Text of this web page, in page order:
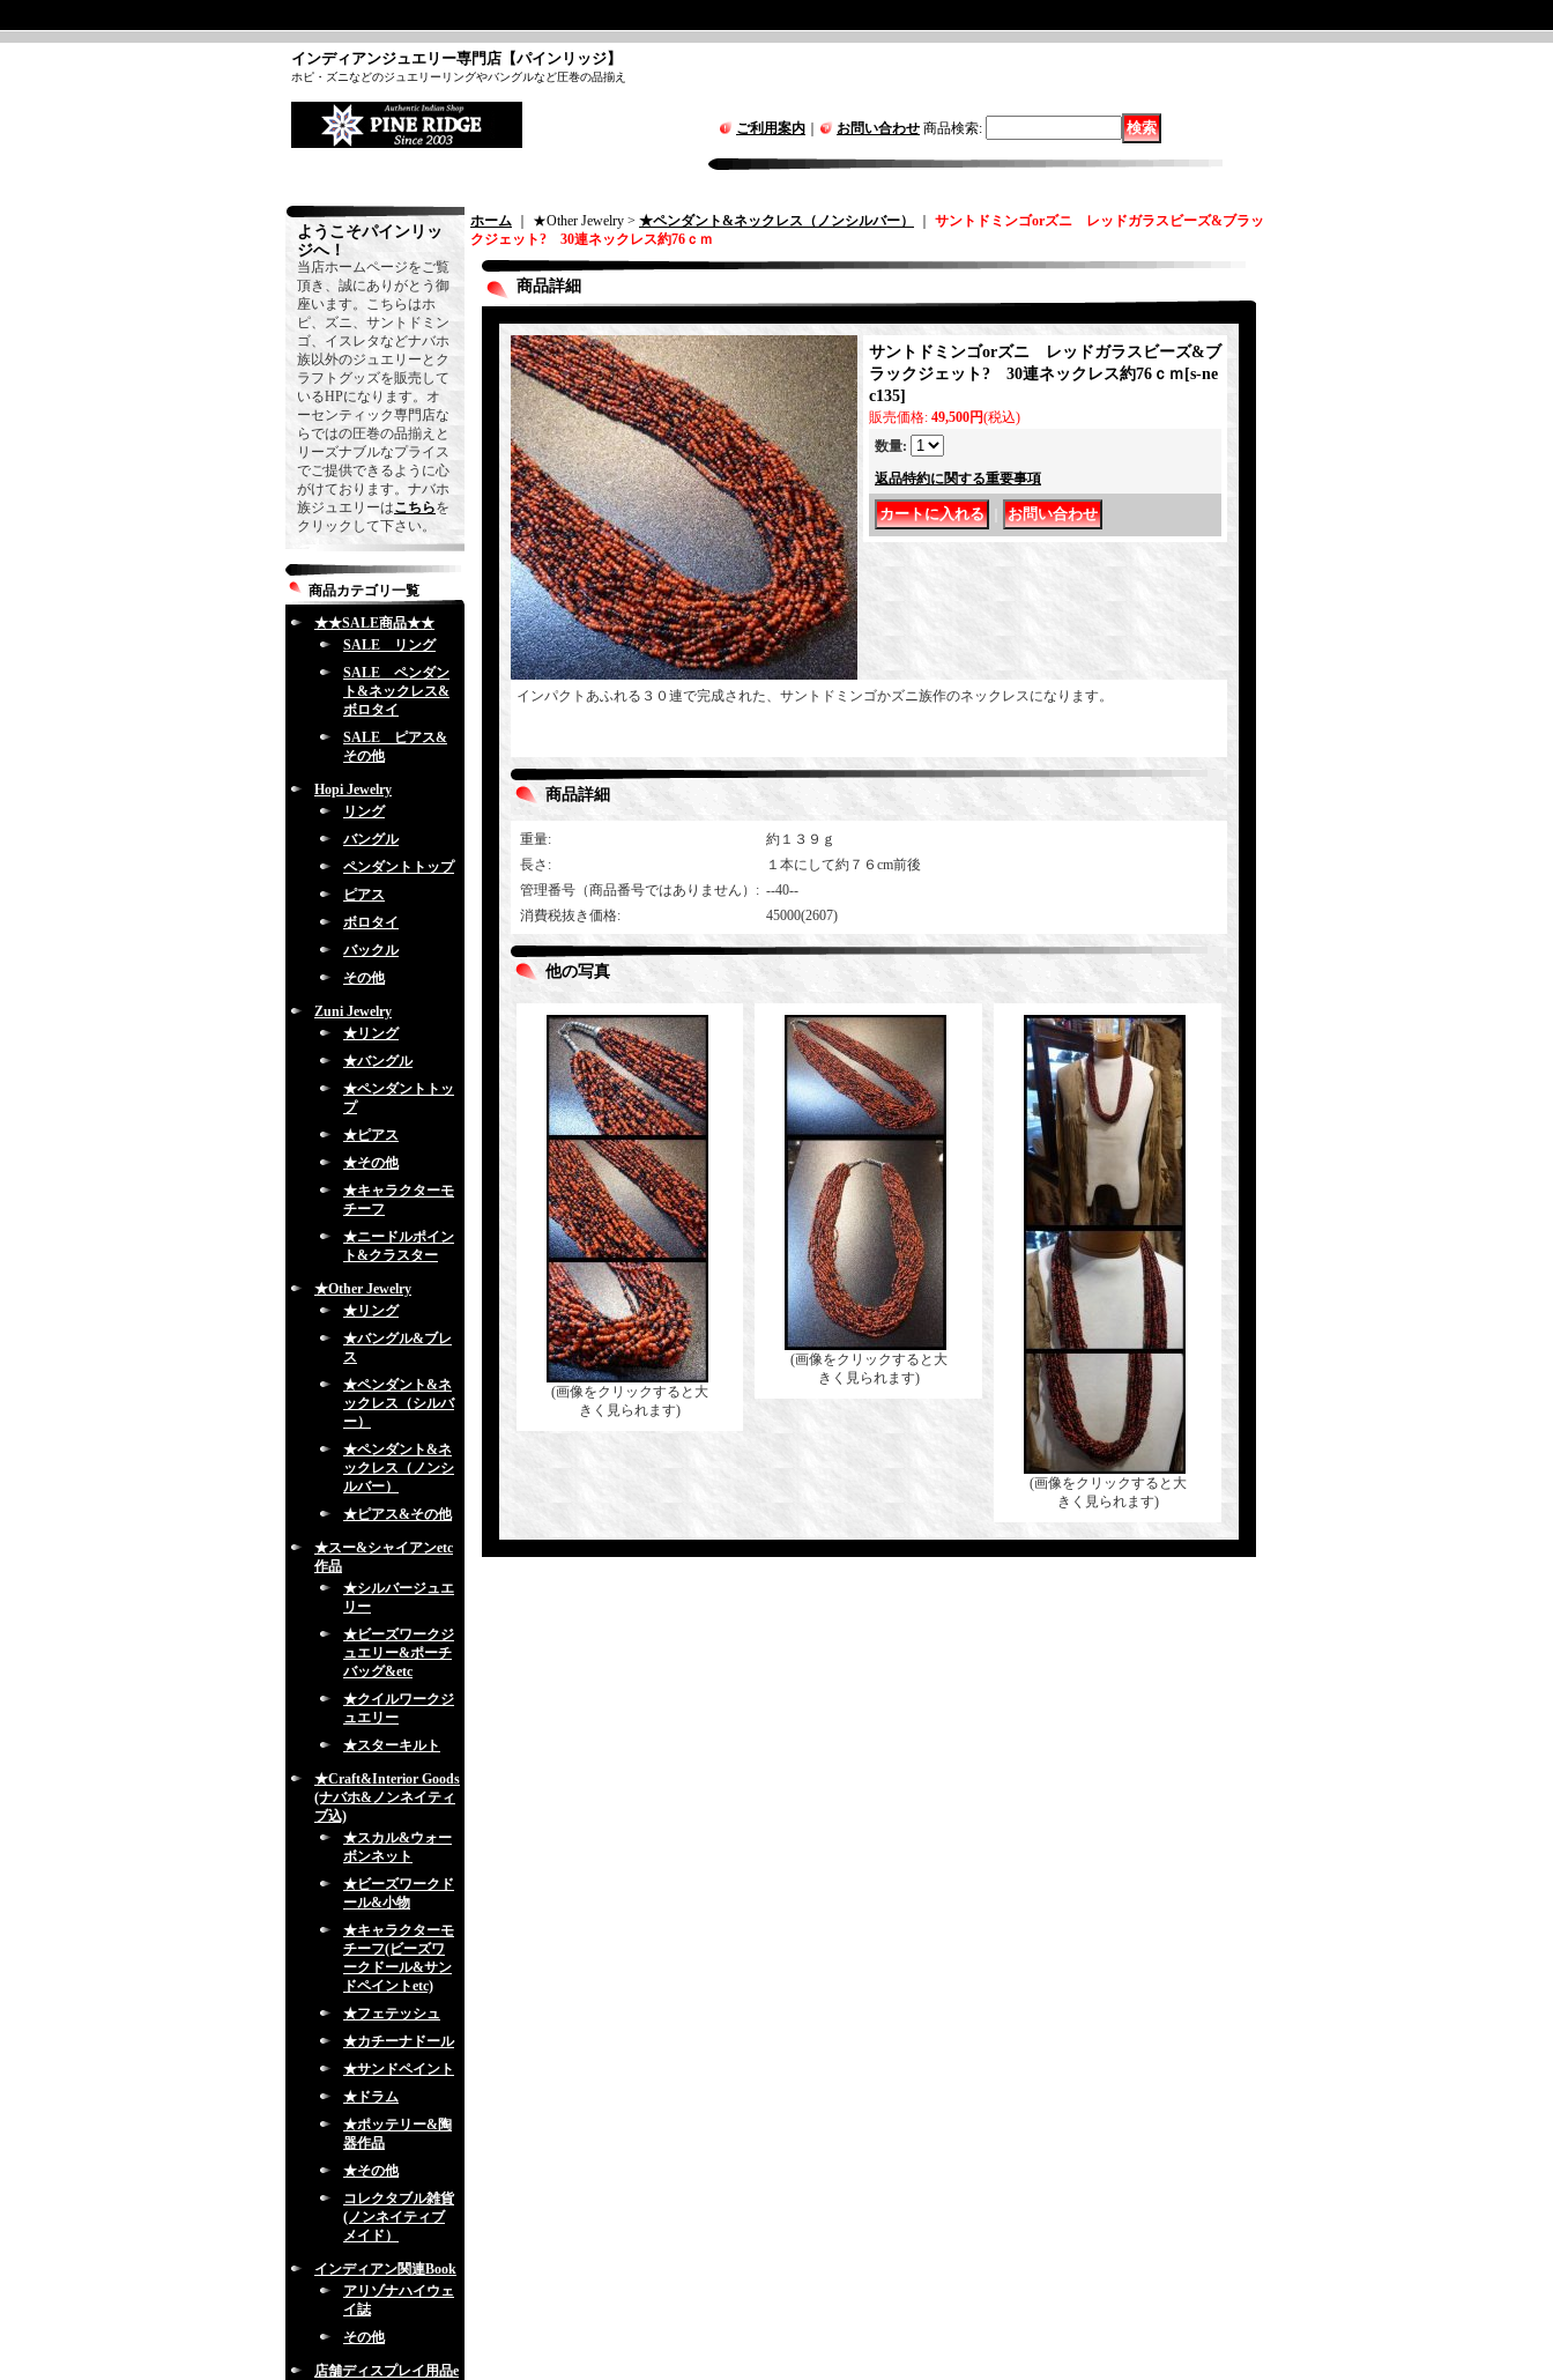
インディアンジュエリー専門店【パインリッジ】
ホピ・ズニなどのジュエリーリングやバングルなど圧巻の品揃え
ご利用案内 お問い合わせ 商品検索:
ようこそパインリッ
ジへ！
当店ホームページをご覧
頂き、誠にありがとう御
座います。こちらはホ
ピ、ズニ、サントドミン
ゴ、イスレタなどナバホ
族以外のジュエリーとク
ラフトグッズを販売して
いるHPになります。オ
ーセンティック専門店な
らではの圧巻の品揃えと
リーズナブルなプライス
でご提供できるように心
がけております。ナバホ
族ジュエリーはこちらを
クリックして下さい。
商品カテゴリ一覧
★★SALE商品★★
SALE リング
SALE ペンダン
ト&ネックレス&
ボロタイ
SALE ピアス&
その他
Hopi Jewelry
リング
バングル
ペンダントトップ
ピアス
ボロタイ
バックル
その他
Zuni Jewelry
★リング
★バングル
★ペンダントトッ
プ
★ピアス
★その他
★キャラクターモ
チーフ
★ニードルポイン
ト&クラスター
★Other Jewelry
★リング
★バングル&ブレ
ス
★ペンダント&ネ
ックレス（シルバ
ー）
★ペンダント&ネ
ックレス（ノンシ
ルバー）
★ピアス&その他
★スー&シャイアンetc
作品
★シルバージュエ
リー
★ビーズワークジ
ュエリー&ポーチ
バッグ&etc
★クイルワークジ
ュエリー
★スターキルト
★Craft&Interior Goods
(ナバホ&ノンネイティ
ブ込)
★スカル&ウォー
ボンネット
★ビーズワークド
ール&小物
★キャラクターモ
チーフ(ビーズワ
ークドール&サン
ドペイントetc)
★フェテッシュ
★カチーナドール
★サンドペイント
★ドラム
★ポッテリー&陶
器作品
★その他
コレクタブル雑貨
(ノンネイティブ
メイド）
インディアン関連Book
アリゾナハイウェ
イ誌
その他
店舗ディスプレイ用品e
ホーム ｜ ★Other Jewelry > ★ペンダント&ネックレス（ノンシルバー）
サントドミンゴorズニ レッドガラスビーズ&ブラッ
クジェット? 30連ネックレス約76ｃｍ
商品詳細
サントドミンゴorズニ レッドガラスビーズ&ブ
ラックジェット? 30連ネックレス約76ｃｍ [s-ne
c135]
販売価格: 49,500円(税込)
数量:
返品特約に関する重要事項
インパクトあふれる３０連で完成された、サントドミンゴかズニ族作のネックレスになります。
商品詳細
重量:
約１３９ｇ
長さ :
１本にして約７６cm前後
管理番号（商品番号ではありません） : --40--
消費税抜き価格: 45000(2607)
他の写真
(画像をクリックすると大
きく見られます)
(画像をクリックすると大
きく見られます)
(画像をクリックすると大
きく見られます)